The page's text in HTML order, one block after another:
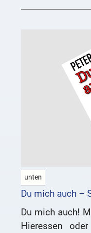
unten
Du mich auch –
Du mich auch!
Hieressen